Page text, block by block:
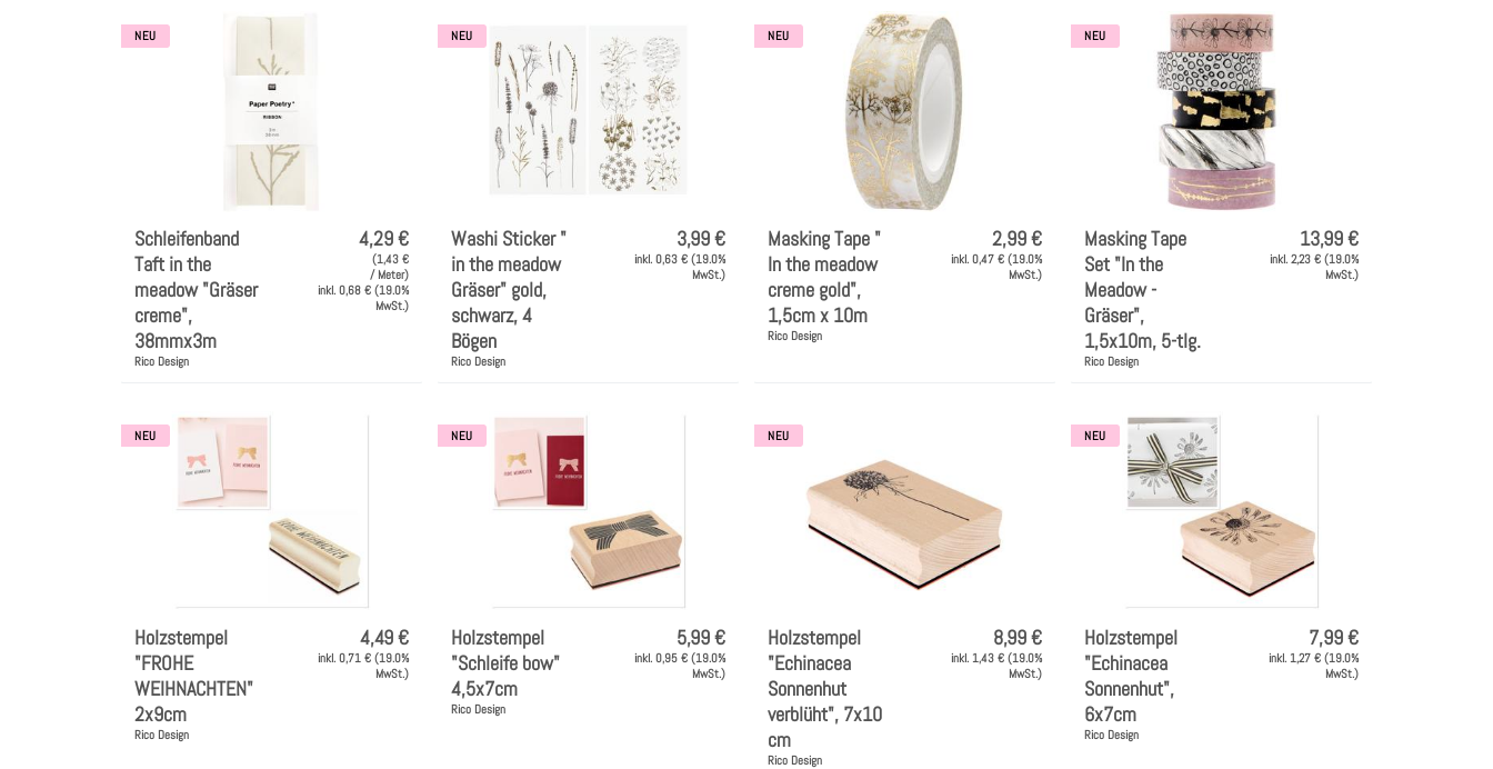
NEU
Schleifenband
Taft in the
meadow "Gräser
creme",
38mmx3m
Rico Design
4,29 €
(1,43 €
/ Meter)
inkl. 0,68 € (19.0%
MwSt.)
NEU
Washi Sticker "
in the meadow
Gräser" gold,
schwarz, 4
Bögen
Rico Design
3,99 €
inkl. 0,63 € (19.0%
MwSt.)
NEU
Masking Tape "
In the meadow
creme gold",
1,5cm x 10m
Rico Design
2,99 €
inkl. 0,47 € (19.0%
MwSt.)
NEU
Masking Tape
Set "In the
Meadow -
Gräser",
1,5x10m, 5-tlg.
Rico Design
13,99 €
inkl. 2,23 € (19.0%
MwSt.)
NEU
Holzstempel
"FROHE
WEIHNACHTEN"
2x9cm
Rico Design
4,49 €
inkl. 0,71 € (19.0%
MwSt.)
NEU
Holzstempel
"Schleife bow"
4,5x7cm
Rico Design
5,99 €
inkl. 0,95 € (19.0%
MwSt.)
NEU
Holzstempel
"Echinacea
Sonnenhut
verblüht", 7x10
cm
Rico Design
8,99 €
inkl. 1,43 € (19.0%
MwSt.)
NEU
Holzstempel
"Echinacea
Sonnenhut",
6x7cm
Rico Design
7,99 €
inkl. 1,27 € (19.0%
MwSt.)